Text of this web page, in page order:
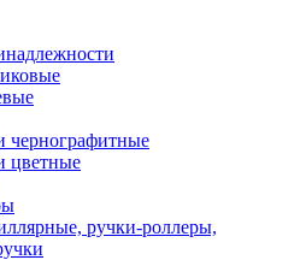
чернографитные
цветные
ручки-роллеры,